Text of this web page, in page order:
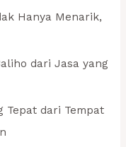
Hanya Menarik,
dari Jasa yang
Tepat dari Tempat